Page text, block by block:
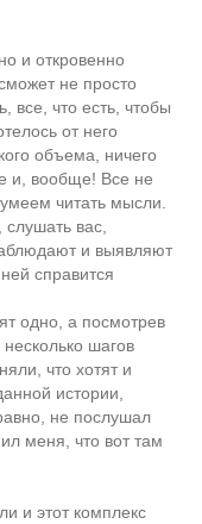
и откровенно
не просто
все, что есть, чтобы
от него
объема, ничего
и, вообще! Все не
читать мысли.
вас,
и выявляют
справится
одно, а посмотрев
шагов
что хотят и
истории,
не послушал
меня, что вот там
и этот комплекс